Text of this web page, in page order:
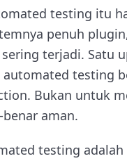
testing itu
penuh
terjadi. Satu
testing
Bukan untuk
aman.
testing